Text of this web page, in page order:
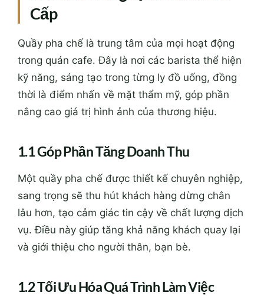
Cấp
Quầy pha chế là trung tâm của mọi hoạt động
trong quán cafe. Đây là nơi các barista thể hiện
kỹ năng, sáng tạo trong từng ly đồ uống, đồng
thời là điểm nhấn về mặt thẩm mỹ, góp phần
nâng cao giá trị hình ảnh của thương hiệu.
1.1 Góp Phần Tăng Doanh Thu
Một quầy pha chế được thiết kế chuyên nghiệp,
sang trọng sẽ thu hút khách hàng dừng chân
lâu hơn, tạo cảm giác tin cậy về chất lượng dịch
vụ. Điều này giúp tăng khả năng khách quay lại
và giới thiệu cho người thân, bạn bè.
1.2 Tối Ưu Hóa Quá Trình Làm Việc